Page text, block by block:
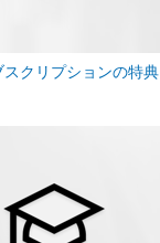
クリプションの特典